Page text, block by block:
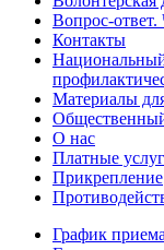
Вопрос-ответ.
Контакты
Материалы
О нас
Платные
Прикрепление
График